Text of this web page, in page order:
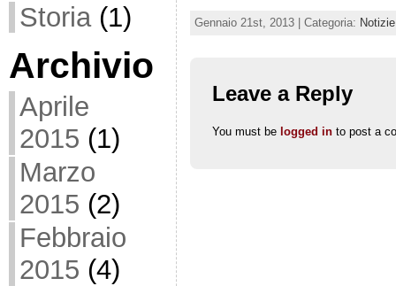
Storia(1)
Archivio
Aprile
2015 (1)
Marzo
2015 (2)
Febbraio
2015 (4)
Gennaio 21st, 2013 | Categoria:
Leave a Reply
You must be logged in to post a